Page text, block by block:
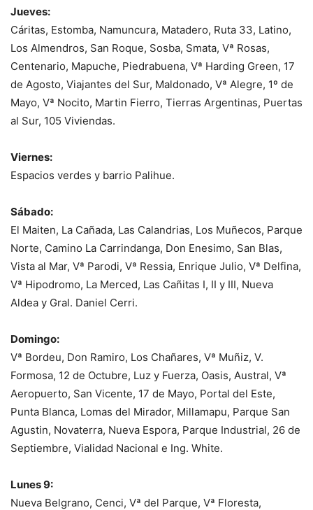
Jueves:
Cáritas, Estomba, Namuncura, Matadero, Ruta 33, Latino,
Los Almendros, San Roque, Sosba, Smata, Vª Rosas,
Centenario, Mapuche, Piedrabuena, Vª Harding Green, 17
de Agosto, Viajantes del Sur, Maldonado, Vª Alegre, 1º de
Mayo, Vª Nocito, Martin Fierro, Tierras Argentinas, Puertas
al Sur, 105 Viviendas.
Viernes:
Espacios verdes y barrio Palihue.
Sábado:
El Maiten, La Cañada, Las Calandrias, Los Muñecos, Parque
Norte, Camino La Carrindanga, Don Enesimo, San Blas,
Vista al Mar, Vª Parodi, Vª Ressia, Enrique Julio, Vª Delfina,
Vª Hipodromo, La Merced, Las Cañitas I, II y III, Nueva
Aldea y Gral. Daniel Cerri.
Domingo:
Vª Bordeu, Don Ramiro, Los Chañares, Vª Muñiz, V.
Formosa, 12 de Octubre, Luz y Fuerza, Oasis, Austral, Vª
Aeropuerto, San Vicente, 17 de Mayo, Portal del Este,
Punta Blanca, Lomas del Mirador, Millamapu, Parque San
Agustin, Novaterra, Nueva Espora, Parque Industrial, 26 de
Septiembre, Vialidad Nacional e Ing. White.
Lunes 9:
Nueva Belgrano, Cenci, Vª del Parque, Vª Floresta,